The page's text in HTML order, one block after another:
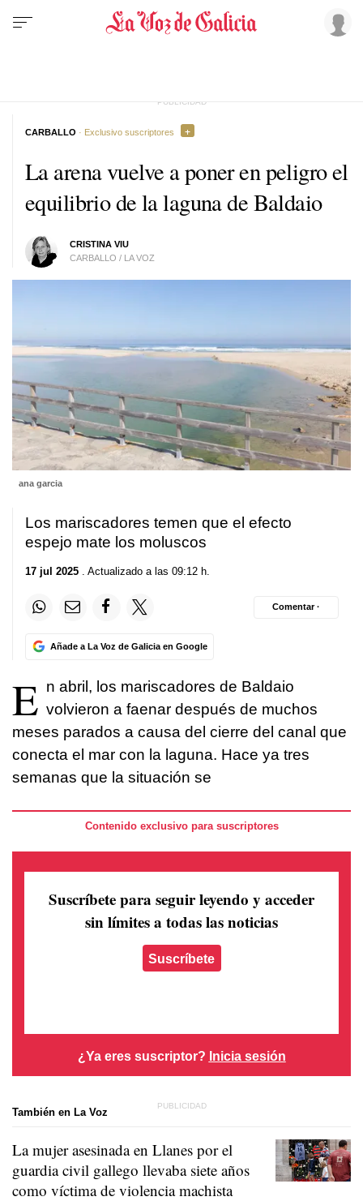
La arena vuelve a poner en peligro el
equilibrio de la laguna de Baldaio
CRISTINA VIU
CARBALLO / LA VOZ
CARBALLO · Exclusivo suscriptores
ana garcia
Los mariscadores temen que el efecto
espejo mate los moluscos
17 jul 2025 . Actualizado a las 09:12 h.
Añade a La Voz de Galicia en Google
Comentar ·
E n abril, los mariscadores de Baldaio
volvieron a faenar después de muchos
meses parados a causa del cierre del canal que
conecta el mar con la laguna. Hace ya tres
semanas que la situación se
Contenido exclusivo para suscriptores
Suscríbete para seguir leyendo y acceder
sin límites a todas las noticias
Suscríbete
¿Ya eres suscriptor? Inicia sesión
También en La Voz
La mujer asesinada en Llanes por el
guardia civil gallego llevaba siete años
como víctima de violencia machista